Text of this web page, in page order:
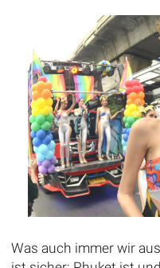
Was auch immer wir